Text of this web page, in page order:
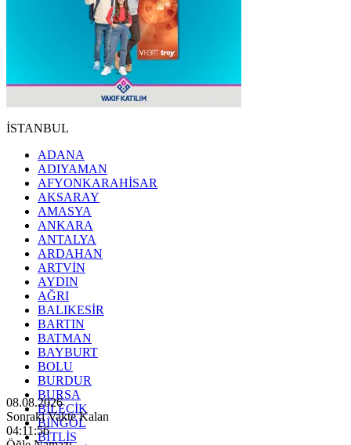
İSTANBUL
ADANA
ADIYAMAN
AFYONKARAHİSAR
AKSARAY
AMASYA
ANKARA
ANTALYA
ARDAHAN
ARTVİN
AYDIN
AĞRI
BALIKESİR
BARTIN
BATMAN
BAYBURT
BOLU
BURDUR
BURSA
BİLECİK
BİNGÖL
BİTLİS
08.08.2026
Sonraki Vakte Kalan
04:11:54